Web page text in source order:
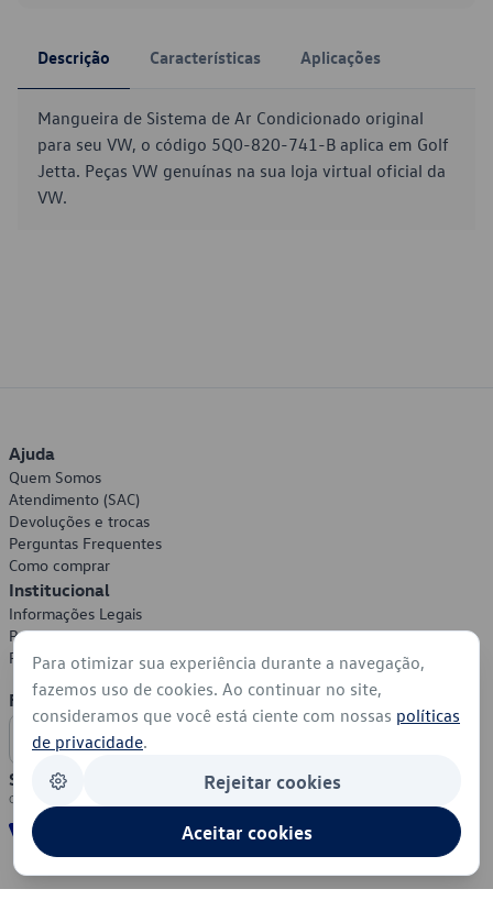
Descrição Características Aplicações
Mangueira de Sistema de Ar Condicionado original
para seu VW, o código 5Q0-820-741-B aplica em Golf
Jetta. Peças VW genuínas na sua loja virtual oficial da
VW.
Ajuda
Quem Somos
Atendimento (SAC)
Devoluções e trocas
Perguntas Frequentes
Como comprar
Institucional
Informações Legais
Política de Privacidade
Política de Cookies
Formas de Pagamento
Segurança
Para otimizar sua experiência durante a navegação,
fazemos uso de cookies. Ao continuar no site,
consideramos que você está ciente com nossas políticas
de privacidade.
Rejeitar cookies
Aceitar cookies